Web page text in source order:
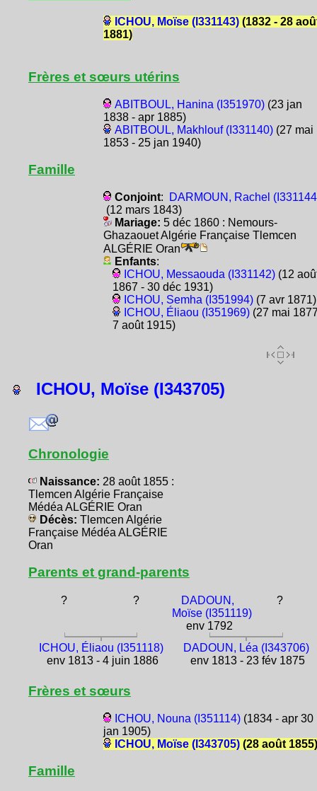
ICHOU, Moïse (I331143)(1832 - 28
1881)
Frères et sœurs utérins
ABITBOUL, Hanina (I351970)(23 jan
1838 - apr 1885)
ABITBOUL, Makhlouf (I331140)(27 mai
1853 - 25 jan 1940)
Famille
Conjoint:
DARMOUN, Rachel
(12 mars 1843)
Mariage: 5 déc 1860 : Nemours-
Ghazaouet Algérie Française Tlemcen
ALGÉRIE Oran
Enfants:
ICHOU, Messaouda (I331142)(12
1867 - 30 déc 1931)
ICHOU, Semha (I351994)(7 avr 1871)
ICHOU, Éliaou (I351969)(27 mai
7 août 1915)
ICHOU, Moïse (I343705)
Chronologie
Naissance: 28 août 1855 :
Tlemcen Algérie Française
Médéa ALGÉRIE Oran
Décès: Tlemcen Algérie
Française Médéa ALGÉRIE
Oran
Parents et grand-parents
? ?
DADOUN,
Moïse (I351119)
env 1792
?
ICHOU, Éliaou (I351118)
env 1813 - 4 juin 1886
DADOUN, Léa (I343706)
env 1813 - 23 fév 1875
Frères et sœurs
ICHOU, Nouna (I351114)(1834 - apr 30
jan 1905)
ICHOU, Moïse (I343705)(28 août 1855)
Famille